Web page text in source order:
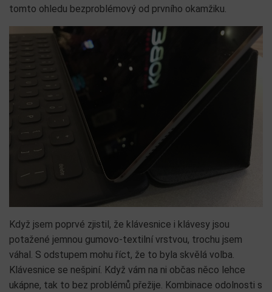
tomto ohledu bezproblémový od prvního okamžiku.
Když jsem poprvé zjistil, že klávesnice i klávesy jsou
potažené jemnou gumovo-textilní vrstvou, trochu jsem
váhal. S odstupem mohu říct, že to byla skvělá volba.
Klávesnice se nešpiní. Když vám na ni občas něco lehce
ukápne, tak to bez problémů přežije. Kombinace odolnosti s